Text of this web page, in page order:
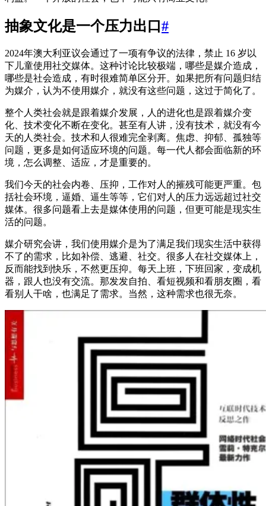
抽象文化是一个压力出口 #
2024年澳大利亚议会通过了一项有争议的法律，禁止 16 岁以
下儿童使用社交媒体。这种讨论比较极端，哪些是媒介造成，
哪些是社会造成，有时很难简单区分开。如果把所有问题归结
为媒介，认为不使用媒介，就没有这些问题，这过于简化了。
整个人类社会就是跟着媒介发展，人的进化也是跟着媒介变
化、技术变化不断在变化。甚至有人讲，没有技术，就没有今
天的人类社会。技术和人很难完全剥离。焦虑、抑郁、孤独等
问题，更多是如何适应环境的问题。每一代人都会面临新的环
境，怎么调整、适应，才是重要的。
我们今天的社会内卷、压抑，工作对人的摧残可能更严重。包
括社会环境，逼婚、逼生等等，它们对人的压力远远超过社交
媒体。很多问题看上去是媒体使用的问题，但更可能是现实生
活的问题。
媒介研究会讲，我们使用媒介是为了满足我们现实生活中获得
不了的需求，比如补偿、逃避、社交。很多人在社交媒体上，
反而能找到快乐，不然更压抑。每天上班，下班回家，变成机
器，跟人也没有交流。那发发自拍、看短视频和看朋友圈，看
看别人干啥，也满足了需求。当然，这种需求也很无奈。